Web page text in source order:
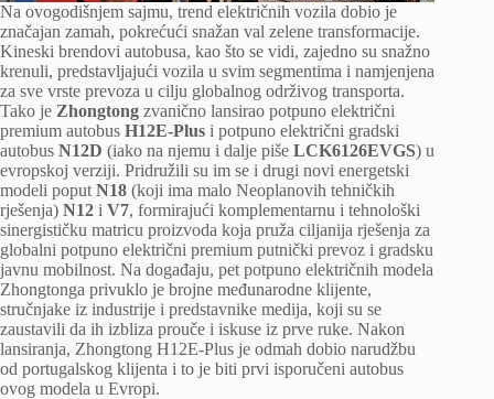
Na ovogodišnjem sajmu, trend električnih vozila dobio je
značajan zamah, pokrećući snažan val zelene transformacije.
Kineski brendovi autobusa, kao što se vidi, zajedno su snažno
krenuli, predstavljajući vozila u svim segmentima i namjenjena
za sve vrste prevoza u cilju globalnog održivog transporta.
Tako je Zhongtong zvanično lansirao potpuno električni
premium autobus H12E-Plus i potpuno električni gradski
autobus N12D (iako na njemu i dalje piše LCK6126EVGS) u
evropskoj verziji. Pridružili su im se i drugi novi energetski
modeli poput N18 (koji ima malo Neoplanovih tehničkih
rješenja) N12 i V7, formirajući komplementarnu i tehnološki
sinergističku matricu proizvoda koja pruža ciljanija rješenja za
globalni potpuno električni premium putnički prevoz i gradsku
javnu mobilnost. Na događaju, pet potpuno električnih modela
Zhongtonga privuklo je brojne međunarodne klijente,
stručnjake iz industrije i predstavnike medija, koji su se
zaustavili da ih izbliza prouče i iskuse iz prve ruke. Nakon
lansiranja, Zhongtong H12E-Plus je odmah dobio narudžbu
od portugalskog klijenta i to je biti prvi isporučeni autobus
ovog modela u Evropi.